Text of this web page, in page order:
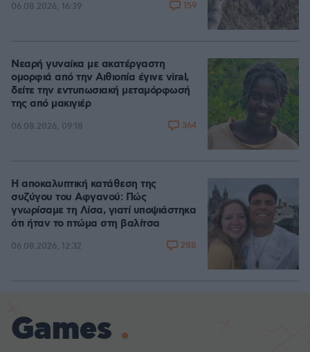
06.08.2026, 16:39 159
Νεαρή γυναίκα με ακατέργαστη
ομορφιά από την Αιθιοπία έγινε viral,
δείτε την εντυπωσιακή μεταμόρφωσή
της από μακιγιέρ
06.08.2026, 09:18 364
Η αποκαλυπτική κατάθεση της
συζύγου του Αφγανού: Πώς
γνωρίσαμε τη Λίσα, γιατί υποψιάστηκα
ότι ήταν το πτώμα στη βαλίτσα
06.08.2026, 12:32 288
Games